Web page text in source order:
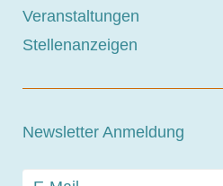
Veranstaltungen
Stellenanzeigen
Newsletter Anmeldung